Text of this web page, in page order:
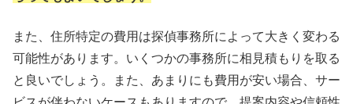
また、住所特定の費用は探偵事務所によって大きく変わる
可能性があります。いくつかの事務所に相見積もりを取る
と良いでしょう。また、あまりにも費用が安い場合、サー